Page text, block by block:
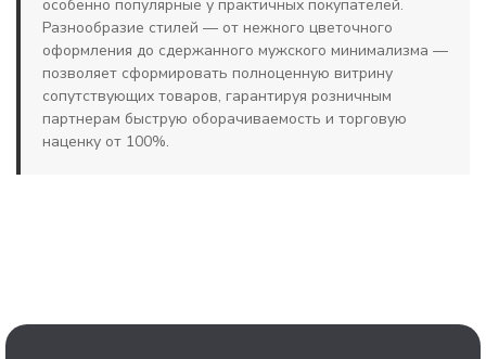
особенно популярные у практичных покупателей.
Разнообразие стилей — от нежного цветочного
оформления до сдержанного мужского минимализма —
позволяет сформировать полноценную витрину
сопутствующих товаров, гарантируя розничным
партнерам быструю оборачиваемость и торговую
наценку от 100%.